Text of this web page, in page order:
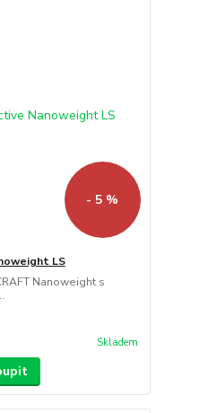
- 5 %
LS
Nanoweight s
Skladem